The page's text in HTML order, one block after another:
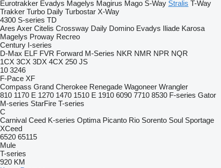
Eurotrakker Evadys Magelys Magirus Mago S-Way Stralis T-Way
Trakker Turbo Daily Turbostar X-Way
4300 S-series TD
Ares Axer Citelis Crossway Daily Domino Evadys Iliade Karosa
Magelys Proway Recreo
Century I-series
D-Max ELF FVR Forward M-Series NKR NMR NPR NQR
1CX 3CX 3DX 4CX 250 JS
10 3246
F-Pace XF
Compass Grand Cherokee Renegade Wagoneer Wrangler
810 1170 E 1270 1470 1510 E 1910 6090 7710 8530 F-series Gator
M-series StarFire T-series
C
Carnival Ceed K-series Optima Picanto Rio Sorento Soul Sportage
XCeed
6520 65115
Mule
T-series
920 KM